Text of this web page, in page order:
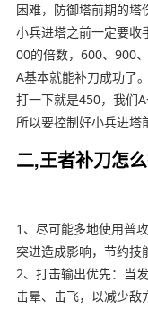
困难，防御塔前期的
小兵进塔之前一定要收
00的倍数，600、900
A基本就能补刀成功了
打一下就是450，我们
所以要控制好小兵进塔
二,王者补刀怎
1、尽可能多地使用普
突进造成影响，节约技
2、打击输出优先：当
击晕、击飞，以减少敌